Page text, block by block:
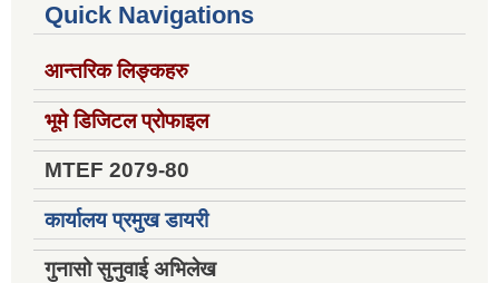
Quick Navigations
आन्तरिक लिङ्कहरु
भूमे डिजिटल प्रोफाइल
MTEF 2079-80
कार्यालय प्रमुख डायरी
गुनासो सुनुवाई अभिलेख